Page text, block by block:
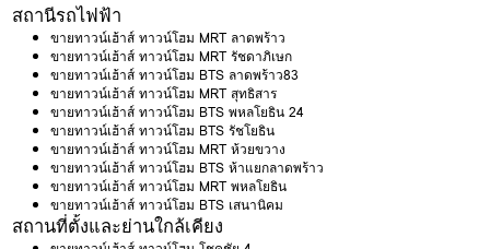
สถานีรถไฟฟ้า
ขายทาวน์เฮ้าส์ ทาวน์โฮม MRT ลาดพร้าว
ขายทาวน์เฮ้าส์ ทาวน์โฮม MRT รัชดาภิเษก
ขายทาวน์เฮ้าส์ ทาวน์โฮม BTS ลาดพร้าว83
ขายทาวน์เฮ้าส์ ทาวน์โฮม MRT สุทธิสาร
ขายทาวน์เฮ้าส์ ทาวน์โฮม BTS พหลโยธิน 24
ขายทาวน์เฮ้าส์ ทาวน์โฮม BTS รัชโยธิน
ขายทาวน์เฮ้าส์ ทาวน์โฮม MRT ห้วยขวาง
ขายทาวน์เฮ้าส์ ทาวน์โฮม BTS ห้าแยกลาดพร้าว
ขายทาวน์เฮ้าส์ ทาวน์โฮม MRT พหลโยธิน
ขายทาวน์เฮ้าส์ ทาวน์โฮม BTS เสนานิคม
สถานที่ตั้งและย่านใกล้เคียง